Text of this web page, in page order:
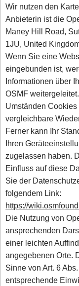
Wir nutzen den
Anbieterin ist die
Maney Hill Road,
1JU, United
Wenn Sie eine
eingebunden ist,
Informationen über
OSMF
Umständen
vergleichbare
Ferner kann Ihr
Ihren
zugelassen haben.
Einfluss auf diese
Sie der
folgendem Link:
https://
Die Nutzung von
ansprechenden
einer leichten
angegebenen Orte.
Sinne von Art. 6
entsprechende